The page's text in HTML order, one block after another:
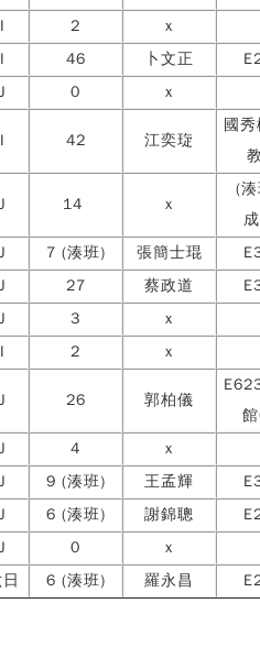
I 2
x
I 46 卜文正
J 0 x
I 42 江奕琁
國
J 14 x
(
J 7 (湊班) 張簡士琨
J 27 蔡政道
J 3
x
I 2 x
J 26 郭柏儀
J 4
x
J 9 (湊班) 王孟輝
J 6 (湊班) 謝錦聰
J 0
x
6 (湊班) 羅永昌